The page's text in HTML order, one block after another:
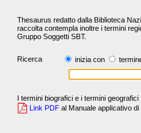
Thesaurus redatto dalla Biblioteca
raccolta contempla inoltre i termini
Gruppo Soggetti SBT.
Ricerca inizia con
I termini biografici e i termini
Link PDF al Manuale applicativo